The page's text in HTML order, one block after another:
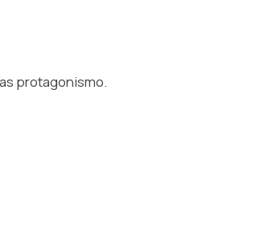
protagonismo.⁠